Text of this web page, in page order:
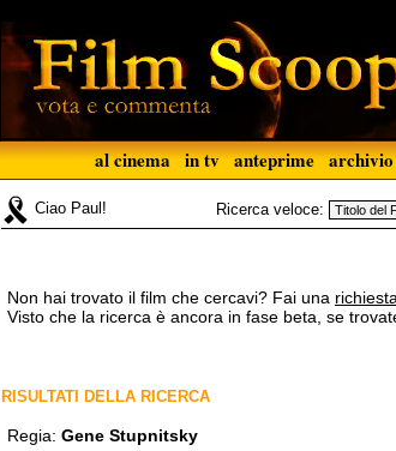
al cinema in tv anteprime archivio
Ciao Paul! Ricerca veloce:
Non hai trovato il film che cercavi? Fai una
Visto che la ricerca è ancora in fase beta, se
RISULTATI DELLA RICERCA
Regia: Gene Stupnitsky